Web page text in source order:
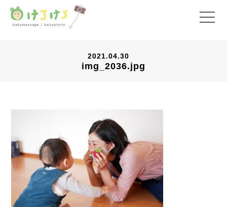
2021.04.30
img_2036.jpg